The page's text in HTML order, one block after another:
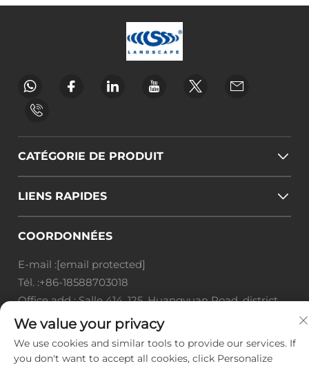
CATÉGORIE DE PRODUIT
LIENS RAPIDES
COORDONNÉES
E-mail :[email protected]
Tél. :+86-18588703018
Office add : Salle 414, 125, Huangyuan Road, district
de Baiyun, ville de Guangzhou, province du
Guangdong
Droits d'auteur © Guangzhou Landscape Technology
We value your privacy
We use cookies and similar tools to provide our services. If
you don't want to accept all cookies, click Personalize